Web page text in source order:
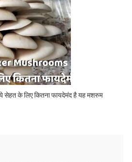
के लिए कितना फायदेमंद है यह मशरुम